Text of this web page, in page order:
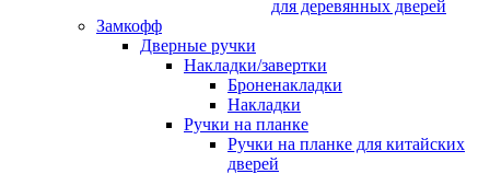
для деревянных дверей
Замкофф
Дверные ручки
Накладки/завертки
Броненакладки
Накладки
Ручки на планке
Ручки на планке для китайских
дверей